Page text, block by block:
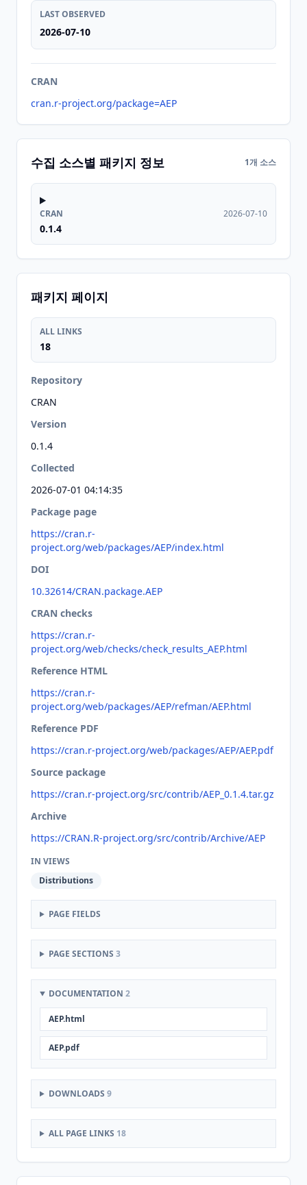
LAST OBSERVED
2026-07-10
CRAN
cran.r-project.org/package=AEP
수집 소스별 패키지 정보 1개 소스
CRAN
0.1.4
2026-07-10
패키지 페이지
ALL LINKS
18
Repository
CRAN
Version
0.1.4
Collected
2026-07-01 04:14:35
Package page
https://cran.r-
project.org/web/packages/AEP/index.html
DOI
10.32614/CRAN.package.AEP
CRAN checks
https://cran.r-
project.org/web/checks/check_results_AEP.html
Reference HTML
https://cran.r-
project.org/web/packages/AEP/refman/AEP.html
Reference PDF
https://cran.r-project.org/web/packages/AEP/AEP.pdf
Source package
https://cran.r-project.org/src/contrib/AEP_0.1.4.tar.gz
Archive
https://CRAN.R-project.org/src/contrib/Archive/AEP
IN VIEWS
Distributions
PAGE FIELDS
PAGE SECTIONS 3
DOCUMENTATION 2
AEP.html
AEP.pdf
DOWNLOADS 9
ALL PAGE LINKS 18